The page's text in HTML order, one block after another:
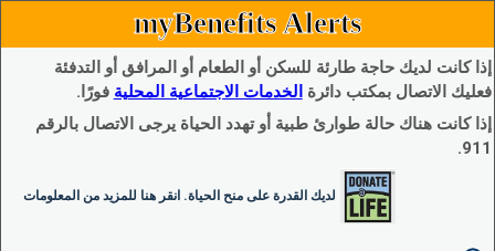
myBenefits Alerts
إذا كانت لديك حاجة طارئة للسكن أو الطعام أو المرافق أو التدفئة
فعليك الاتصال بمكتب دائرة الخدمات الاجتماعية المحلية فورًا.
إذا كانت هناك حالة طوارئ طبية أو تهدد الحياة يرجى الاتصال بالرقم
911.
لديك القدرة على منح الحياة. انقر هنا للمزيد من المعلومات